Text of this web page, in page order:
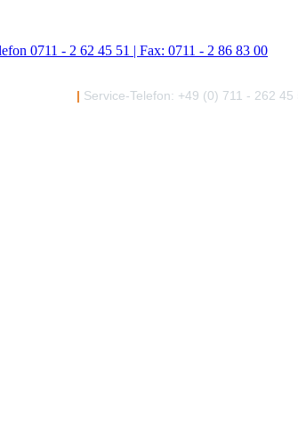
| Service-Telefon: +49 (0) 711 - 262 45